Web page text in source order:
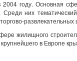
году. Основная
Среди них
жилищного
в Европе